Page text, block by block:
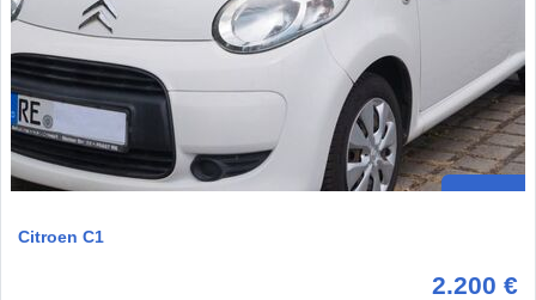
Citroen C1
2.200 €